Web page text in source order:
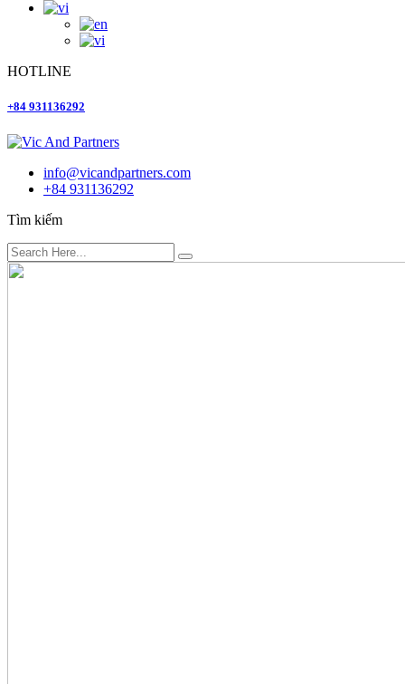
HOTLINE
+84 931136292
info@vicandpartners.com
+84 931136292
Tìm kiếm